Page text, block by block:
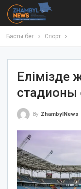
Басты бет Спорт
Елімізде
By ZhambylNews